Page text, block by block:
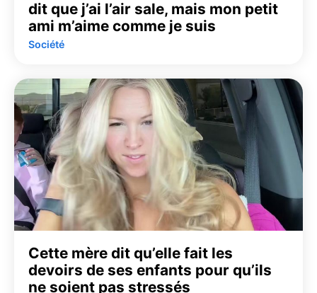
dit que j’ai l’air sale, mais mon petit
ami m’aime comme je suis
Société
Cette mère dit qu’elle fait les
devoirs de ses enfants pour qu’ils
ne soient pas stressés